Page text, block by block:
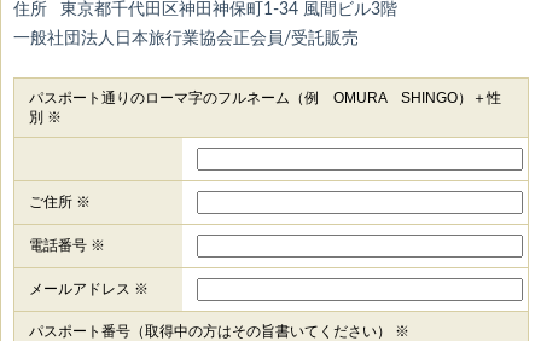
住所 東京都千代田区神田神保町1-34 風間ビル3階
一般社団法人日本旅行業協会正会員/受託販売
パスポート通りのローマ字のフルネーム（例 OMURA SHINGO）＋性
別 ※
ご住所 ※
電話番号 ※
メールアドレス ※
パスポート番号（取得中の方はその旨書いてください） ※